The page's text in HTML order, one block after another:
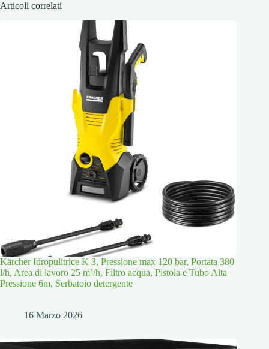
Articoli correlati
Kärcher Idropulitrice K 3, Pressione max 120 bar, Portata 380
l/h, Area di lavoro 25 m²/h, Filtro acqua, Pistola e Tubo Alta
Pressione 6m, Serbatoio detergente
16 Marzo 2026